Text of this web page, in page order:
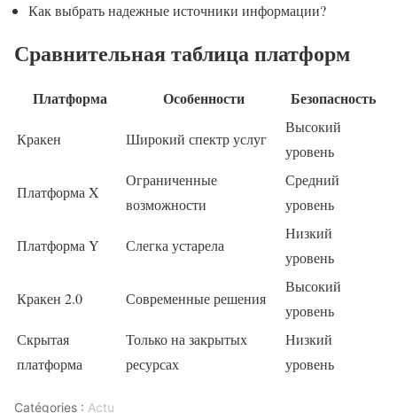
Как выбрать надежные источники информации?
Сравнительная таблица платформ
Платформа Особенности Безопасность
Кракен Широкий спектр услуг
Высокий
уровень
Платформа X
Ограниченные
возможности
Средний
уровень
Платформа Y Слегка устарела
Низкий
уровень
Кракен 2.0 Современные решения
Высокий
уровень
Скрытая
платформа
Только на закрытых
ресурсах
Низкий
уровень
Catégories : Actu